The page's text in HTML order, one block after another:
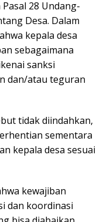
28 Undang-
Desa. Dalam
kepala desa
sebagaimana
sanksi
dan/atau teguran
tidak diindahkan,
sementara
kepala desa sesuai
kewajiban
dan koordinasi